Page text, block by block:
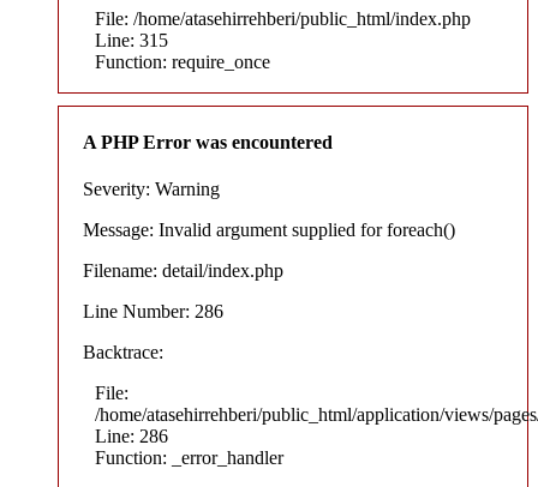
File: /home/atasehirrehberi/public_html/index.php
Line: 315
Function: require_once
A PHP Error was encountered
Severity: Warning
Message: Invalid argument supplied for foreach()
Filename: detail/index.php
Line Number: 286
Backtrace:
File:
/home/atasehirrehberi/public_html/application/views/
Line: 286
Function: _error_handler